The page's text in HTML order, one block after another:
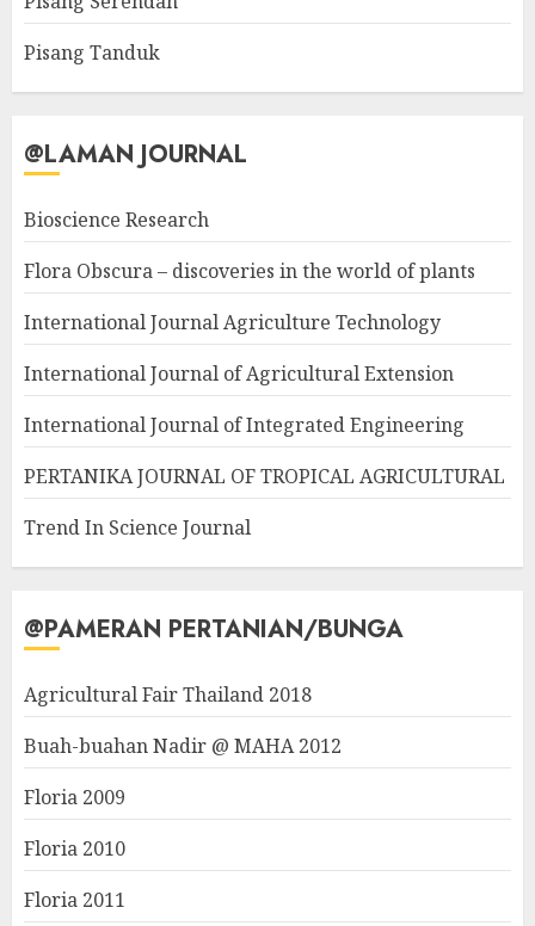
Pisang Tanduk
@LAMAN JOURNAL
Bioscience Research
Flora Obscura – discoveries in the world of plants
International Journal Agriculture Technology
International Journal of Agricultural Extension
International Journal of Integrated Engineering
PERTANIKA JOURNAL OF TROPICAL AGRICULTURAL
Trend In Science Journal
@PAMERAN PERTANIAN/BUNGA
Agricultural Fair Thailand 2018
Buah-buahan Nadir @ MAHA 2012
Floria 2009
Floria 2010
Floria 2011